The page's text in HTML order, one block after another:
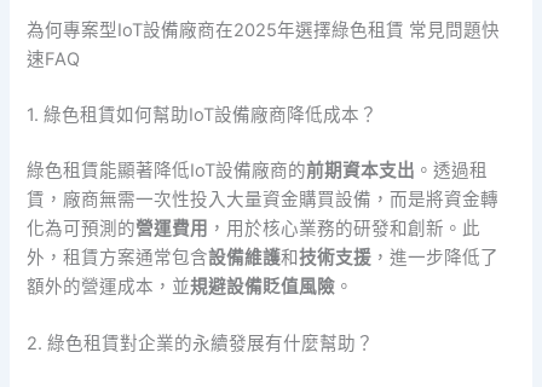
為何專案型IoT設備廠商在2025年選擇綠色租賃 常見問題快
速FAQ
1. 綠色租賃如何幫助IoT設備廠商降低成本？
綠色租賃能顯著降低IoT設備廠商的前期資本支出 。透過租
賃，廠商無需一次性投入大量資金購買設備，而是將資金轉
化為可預測的營運費用 ，用於核心業務的研發和創新。此
外，租賃方案通常包含設備維護和技術支援 ，進一步降低了
額外的營運成本，並規避設備貶值風險 。
2. 綠色租賃對企業的永續發展有什麼幫助？